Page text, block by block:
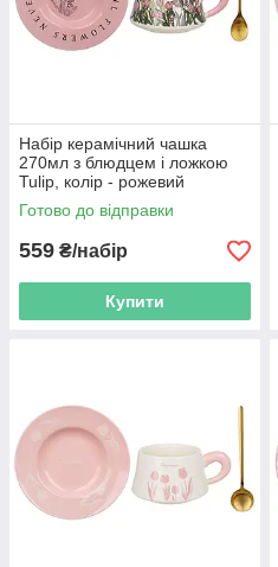
Набір керамічний чашка
270мл з блюдцем і ложкою
Tulip, колір - рожевий
Готово до відправки
559 ₴/набір
Купити